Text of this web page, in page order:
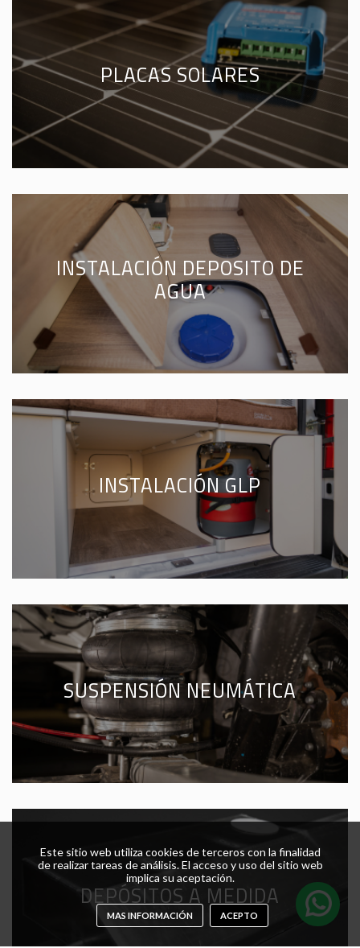
PLACAS SOLARES
INSTALACIÓN DEPOSITO DE
AGUA
INSTALACIÓN GLP
SUSPENSIÓN NEUMÁTICA
DEPÓSITOS A MEDIDA
Este sitio web utiliza cookies de terceros con la finalidad
de realizar tareas de análisis. El acceso y uso del sitio web
implica su aceptación.
MAS INFORMACIÓN ACEPTO